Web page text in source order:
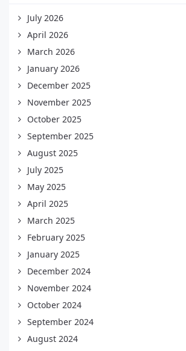
July 2026
April 2026
March 2026
January 2026
December 2025
November 2025
October 2025
September 2025
August 2025
July 2025
May 2025
April 2025
March 2025
February 2025
January 2025
December 2024
November 2024
October 2024
September 2024
August 2024